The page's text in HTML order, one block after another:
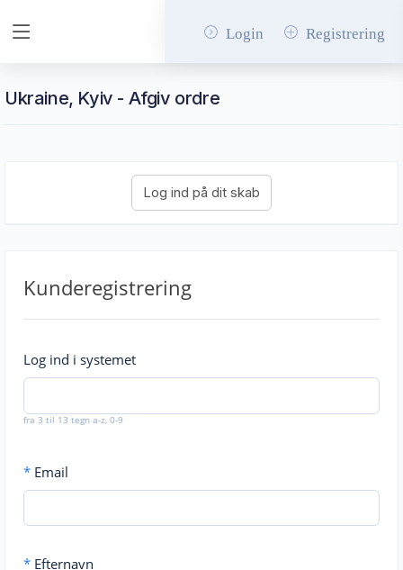
Login Registrering
Ukraine, Kyiv - Afgiv ordre
Kunderegistrering
Log ind i systemet
fra 3 til 13 tegn a-z, 0-9
* Email
* Efternavn